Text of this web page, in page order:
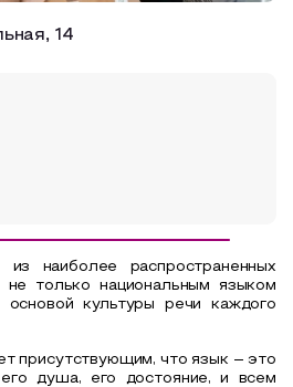
14
наиболее распространенных
не только национальным языком
культуры речи каждого
присутствующим, что язык – это
душа, его достояние, и всем